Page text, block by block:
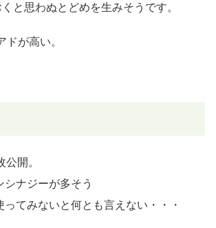
と思わぬとどめを生みそうです。
ドが高い。
公開。
シナジーが多そう
ってみないと何とも言えない・・・